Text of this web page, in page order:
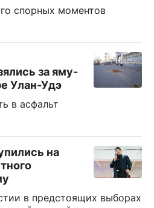
спорных моментов
за яму-
Улан-Удэ
в асфальт
на
в предстоящих выборах